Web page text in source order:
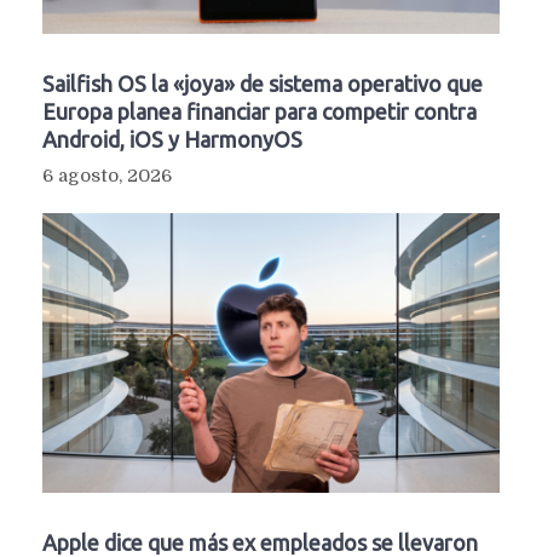
Sailfish OS la «joya» de sistema operativo que
Europa planea financiar para competir contra
Android, iOS y HarmonyOS
6 agosto, 2026
Apple dice que más ex empleados se llevaron